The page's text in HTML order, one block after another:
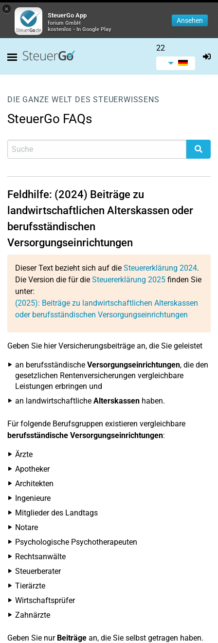
×
SteuerGo App
forium GmbH
kostenlos - In Google Play
Ansehen
22
DIE GANZE WELT DES STEUERWISSENS
SteuerGo FAQs
Feldhilfe: (2024) Beiträge zu
landwirtschaftlichen Alterskassen oder
berufsständischen
Versorgungseinrichtungen
Dieser Text bezieht sich auf die Steuererklärung 2024.
Die Version die für die Steuererklärung 2025 finden Sie
unter:
(2025): Beiträge zu landwirtschaftlichen Alterskassen
oder berufsständischen Versorgungseinrichtungen
Geben Sie hier Versicherungsbeiträge an, die Sie geleistet
an berufsständische Versorgungseinrichtungen, die den
gesetzlichen Rentenversicherungen vergleichbare
Leistungen erbringen und
an landwirtschaftliche Alterskassen haben.
Für folgende Berufsgruppen existieren vergleichbare
berufsständische Versorgungseinrichtungen:
Ärzte
Apotheker
Architekten
Ingenieure
Mitglieder des Landtags
Notare
Psychologische Psychotherapeuten
Rechtsanwälte
Steuerberater
Tierärzte
Wirtschaftsprüfer
Zahnärzte
Geben Sie nur Beiträge an, die Sie selbst getragen haben.